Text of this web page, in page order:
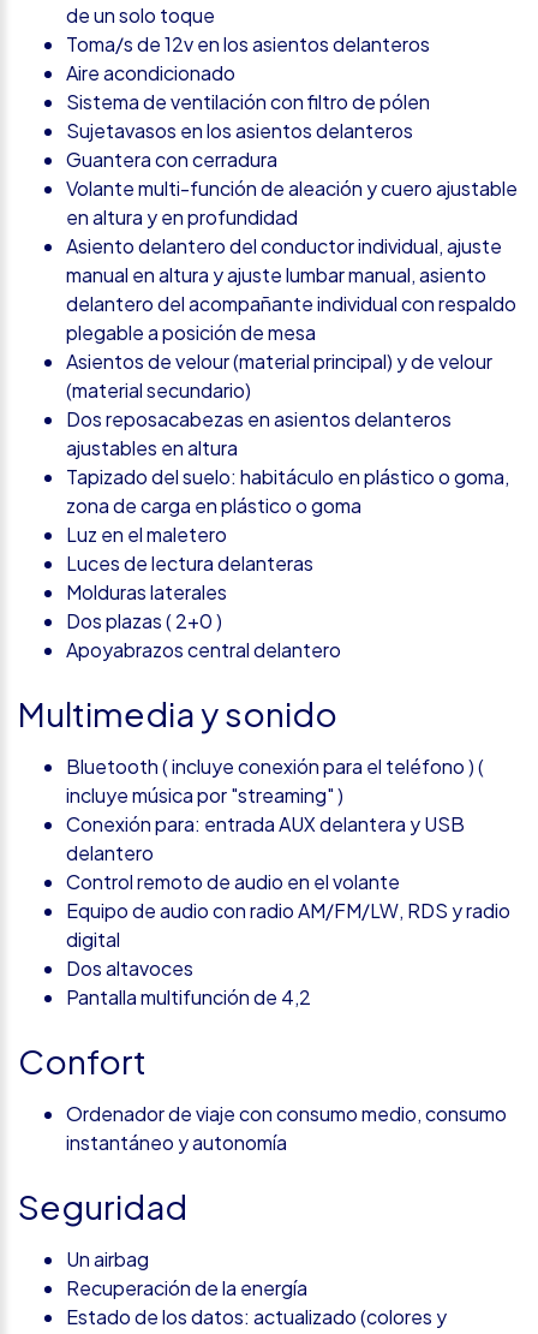
de un solo toque
Toma/s de 12v en los asientos delanteros
Aire acondicionado
Sistema de ventilación con filtro de pólen
Sujetavasos en los asientos delanteros
Guantera con cerradura
Volante multi-función de aleación y cuero ajustable
en altura y en profundidad
Asiento delantero del conductor individual, ajuste
manual en altura y ajuste lumbar manual, asiento
delantero del acompañante individual con respaldo
plegable a posición de mesa
Asientos de velour (material principal) y de velour
(material secundario)
Dos reposacabezas en asientos delanteros
ajustables en altura
Tapizado del suelo: habitáculo en plástico o goma,
zona de carga en plástico o goma
Luz en el maletero
Luces de lectura delanteras
Molduras laterales
Dos plazas ( 2+0 )
Apoyabrazos central delantero
Multimedia y sonido
Bluetooth ( incluye conexión para el teléfono ) (
incluye música por "streaming" )
Conexión para: entrada AUX delantera y USB
delantero
Control remoto de audio en el volante
Equipo de audio con radio AM/FM/LW, RDS y radio
digital
Dos altavoces
Pantalla multifunción de 4,2
Confort
Ordenador de viaje con consumo medio, consumo
instantáneo y autonomía
Seguridad
Un airbag
Recuperación de la energía
Estado de los datos: actualizado (colores y